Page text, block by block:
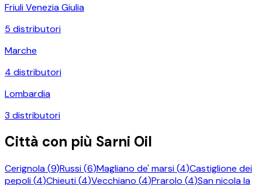
Friuli Venezia Giulia
5 distributori
Marche
4 distributori
Lombardia
3 distributori
Città con più Sarni Oil
Cerignola(9)Russi(6)Magliano de' marsi(4)Castiglione dei
pepoli(4)Chieuti(4)Vecchiano (4)Prarolo (4)San nicola la